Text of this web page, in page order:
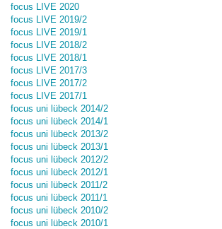
focus LIVE 2020
focus LIVE 2019/2
focus LIVE 2019/1
focus LIVE 2018/2
focus LIVE 2018/1
focus LIVE 2017/3
focus LIVE 2017/2
focus LIVE 2017/1
focus uni lübeck 2014/2
focus uni lübeck 2014/1
focus uni lübeck 2013/2
focus uni lübeck 2013/1
focus uni lübeck 2012/2
focus uni lübeck 2012/1
focus uni lübeck 2011/2
focus uni lübeck 2011/1
focus uni lübeck 2010/2
focus uni lübeck 2010/1